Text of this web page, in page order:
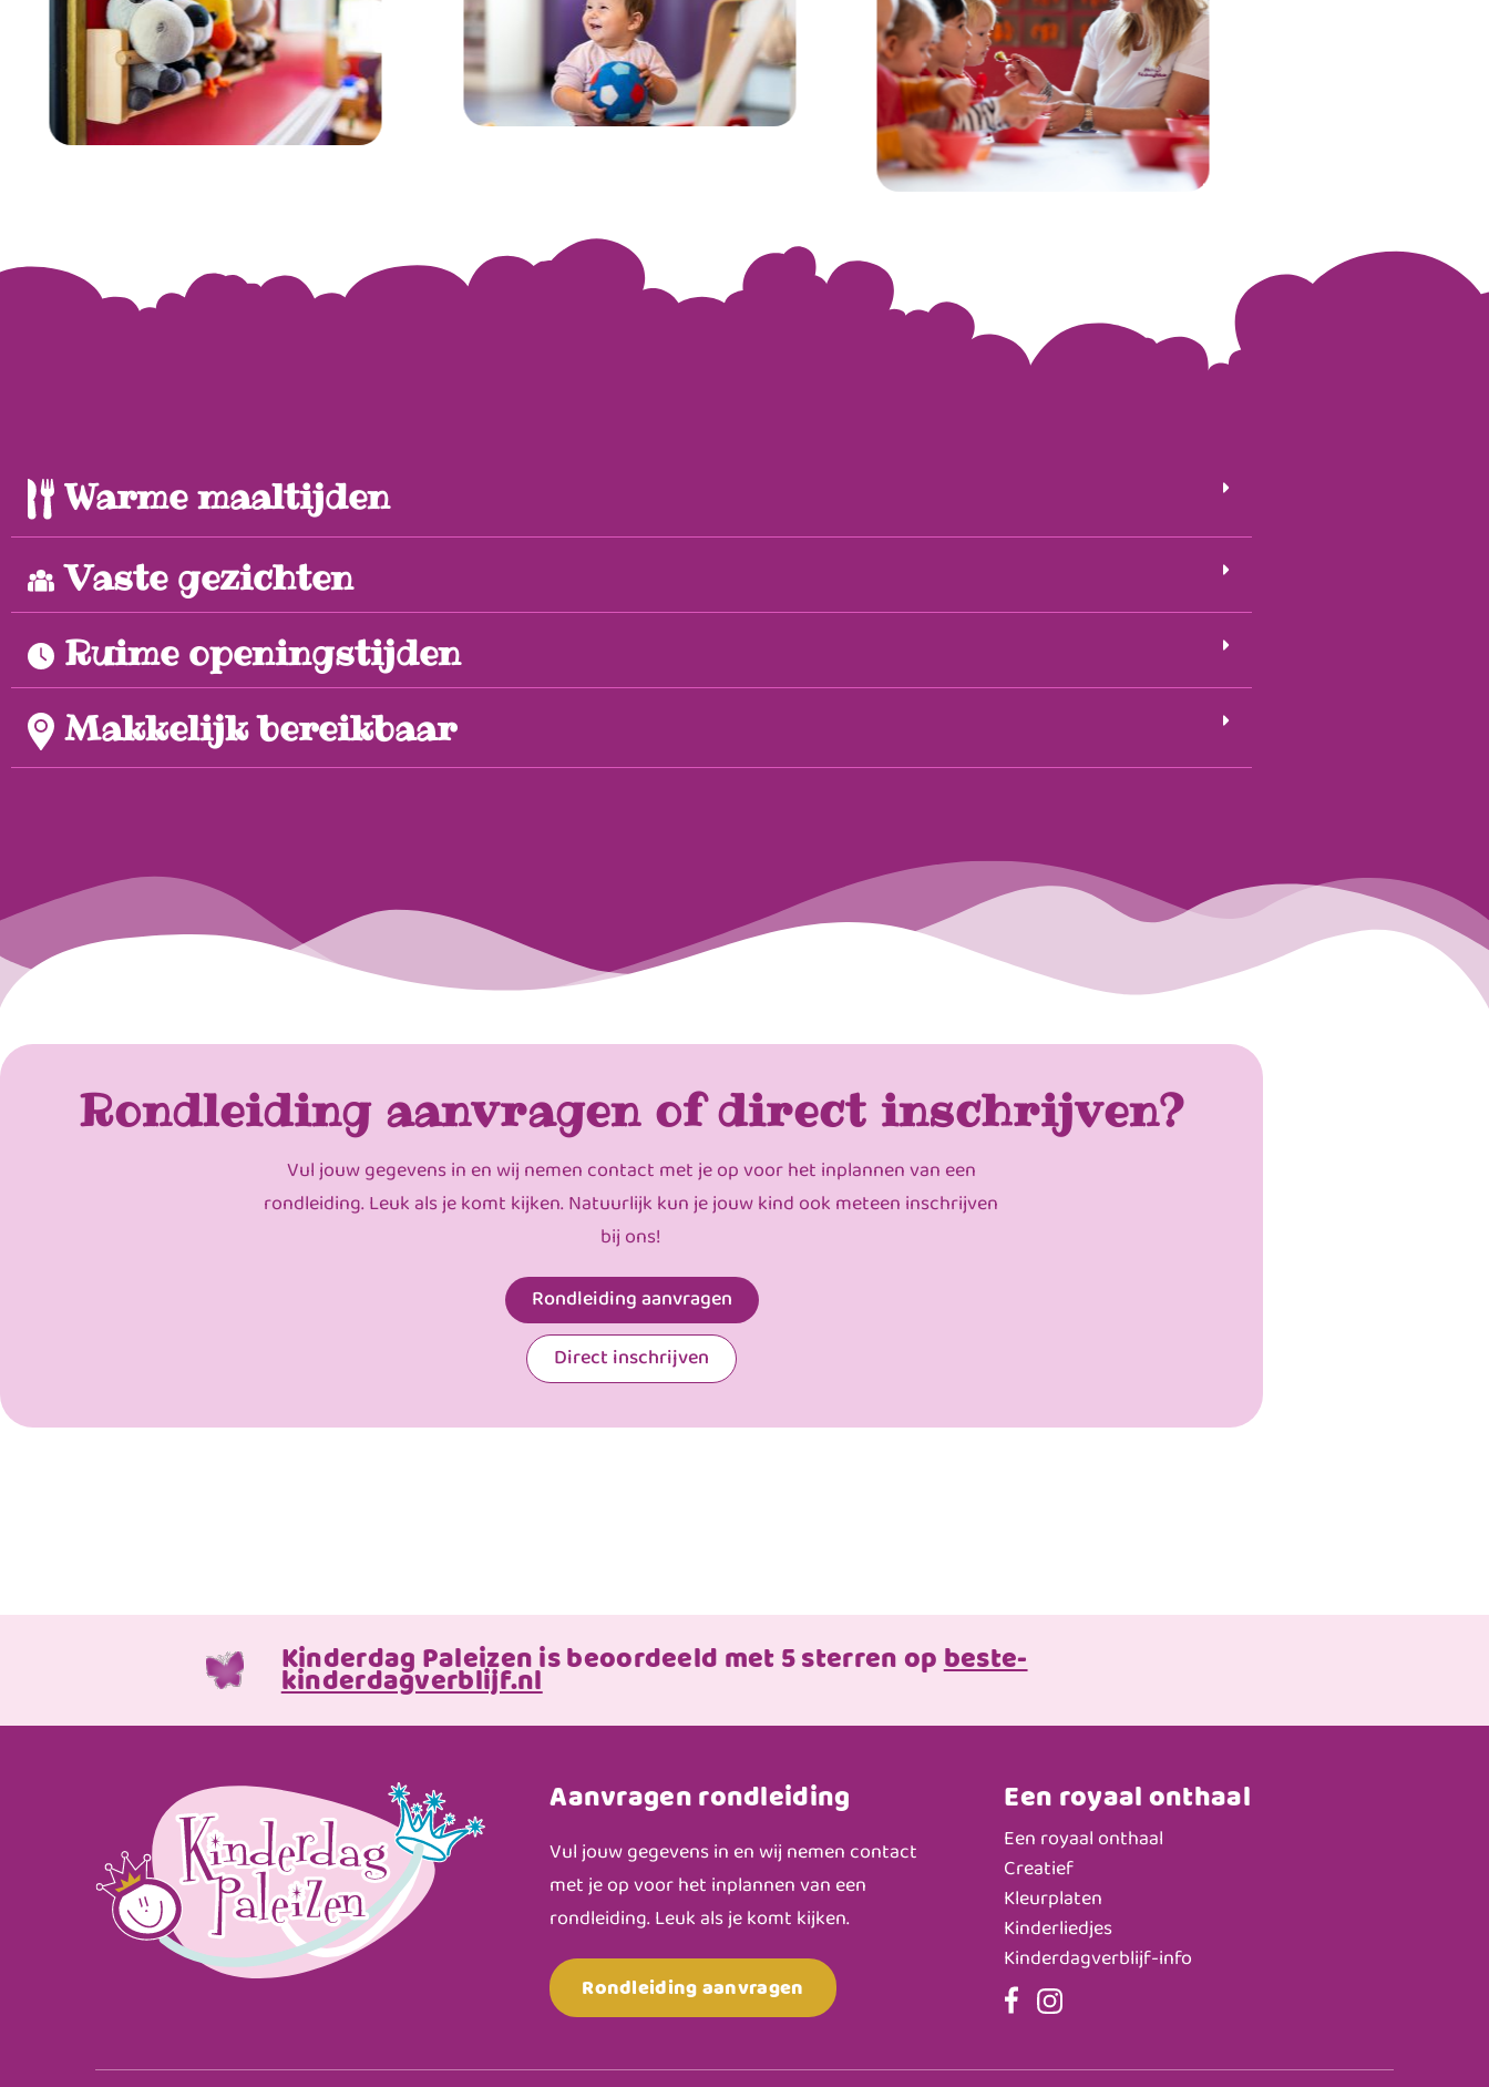
Warme maaltijden
Vaste gezichten
Ruime openingstijden
Makkelijk bereikbaar
Rondleiding aanvragen of direct inschrijven?
Vul jouw gegevens in en wij nemen contact met je op voor het inplannen van een
rondleiding. Leuk als je komt kijken. Natuurlijk kun je jouw kind ook meteen inschrijven
bij ons!
Rondleiding aanvragen
Direct inschrijven
Kinderdag Paleizen is beoordeeld met 5 sterren opbeste-
kinderdagverblijf.nl
Aanvragen rondleiding
Vul jouw gegevens in en wij nemen contact
met je op voor het inplannen van een
rondleiding. Leuk als je komt kijken.
Rondleiding aanvragen
Een royaal onthaal
Een royaal onthaal
Creatief
Kleurplaten
Kinderliedjes
Kinderdagverblijf-info